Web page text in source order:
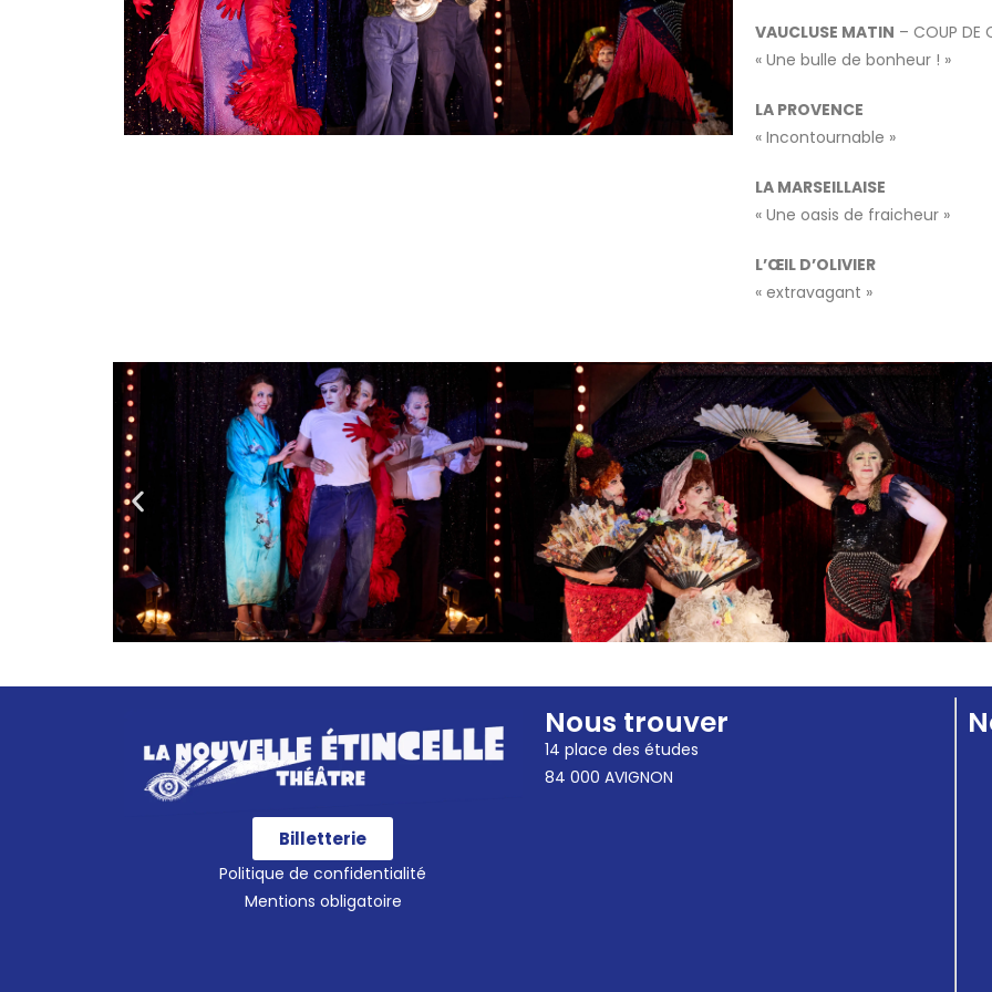
VAUCLUSE MATIN – COUP DE
« Une bulle de bonheur ! »
LA PROVENCE
« Incontournable »
LA MARSEILLAISE
« Une oasis de fraicheur »
L’ŒIL D’OLIVIER
« extravagant »
Billetterie
Politique de confidentialité
Mentions obligatoire
Nous trouver
14 place des études
84 000 AVIGNON